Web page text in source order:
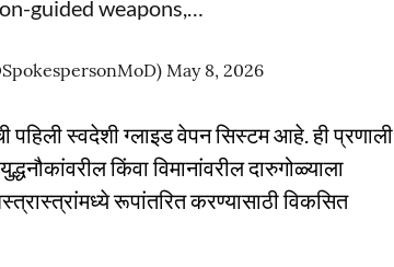
guided weapons,…
May 8, 2026
पहिली स्वदेशी ग्लाइड वेपन सिस्टम आहे. ही प्रणाली
किंवा विमानांवरील दारुगोळ्याला
रूपांतरित करण्यासाठी विकसित